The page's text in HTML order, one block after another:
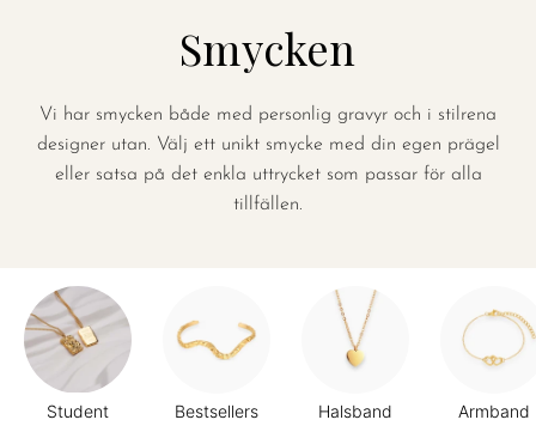
Smycken
Vi har smycken både med personlig gravyr och i stilrena
designer utan. Välj ett unikt smycke med din egen prägel
eller satsa på det enkla uttrycket som passar för alla
tillfällen.
Student Bestsellers Halsband Armband